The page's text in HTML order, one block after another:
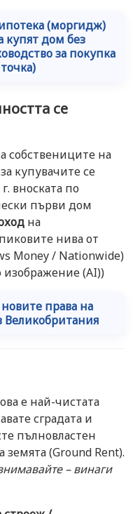
(моргидж)
купят дом без
за покупка
се
собствениците на
купувачите се
вноската по
първи дом
на
нива от
Money / Nationwide)
(AI))
права на
Великобритания
е най-чистата
сградата и
пълновластен
(Ground Rent).
– винаги